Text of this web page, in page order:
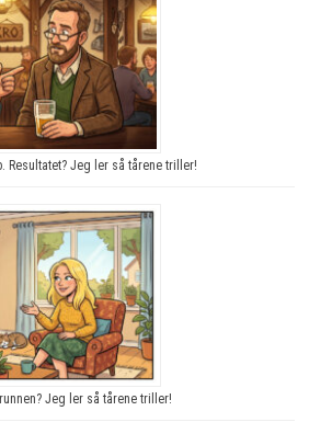
Resultatet? Jeg ler så tårene triller!
Jeg ler så tårene triller!